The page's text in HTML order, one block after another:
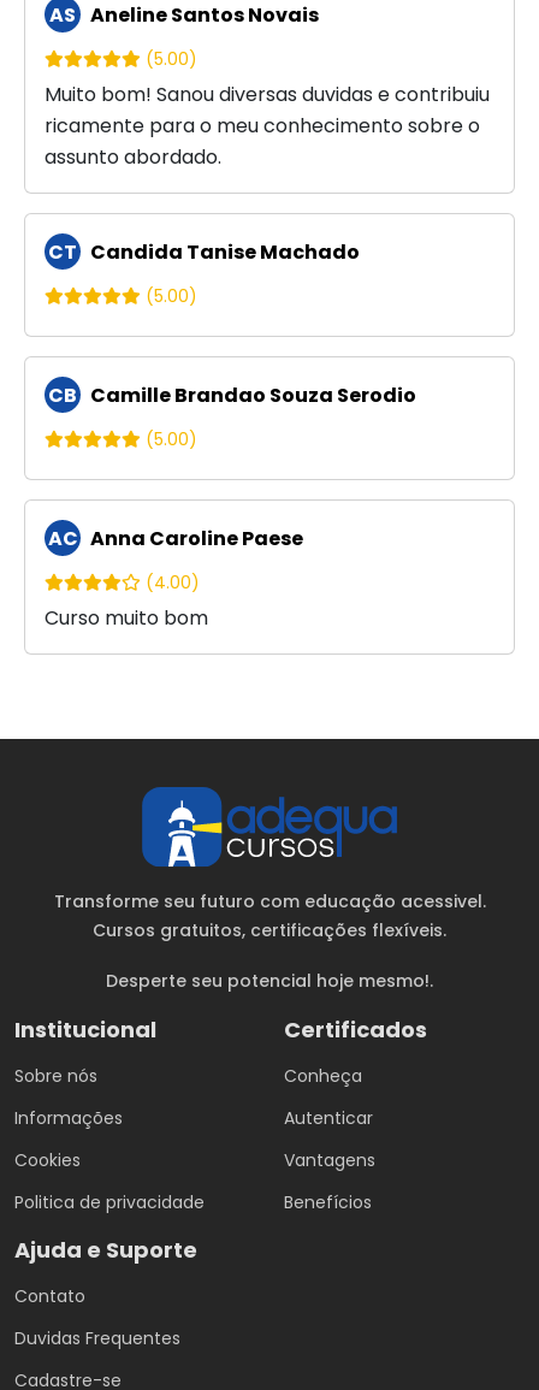
AS Aneline Santos Novais
(5.00)
Muito bom! Sanou diversas duvidas e contribuiu
ricamente para o meu conhecimento sobre o
assunto abordado.
CT Candida Tanise Machado
(5.00)
CB Camille Brandao Souza Serodio
(5.00)
AC Anna Caroline Paese
(4.00)
Curso muito bom
Transforme seu futuro com educação acessivel.
Cursos gratuitos, certificações flexíveis.
Desperte seu potencial hoje mesmo!.
Institucional
Sobre nós
Informações
Cookies
Politica de privacidade
Certificados
Conheça
Autenticar
Vantagens
Benefícios
Ajuda e Suporte
Contato
Duvidas Frequentes
Cadastre-se